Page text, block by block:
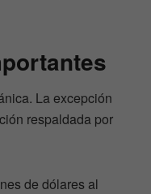
La excepción
respaldada por
de dólares al